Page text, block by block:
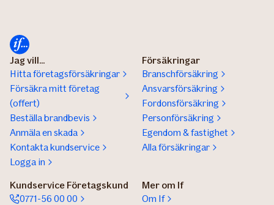
Jag vill...
Hitta företagsförsäkringar
Försäkra mitt företag
(offert)
Beställa brandbevis
Anmäla en skada
Kontakta kundservice
Logga in
Försäkringar
Branschförsäkring
Ansvarsförsäkring
Fordonsförsäkring
Personförsäkring
Egendom & fastighet
Alla försäkringar
Kundservice Företagskund
0771-56 00 00
Mer om If
Om If